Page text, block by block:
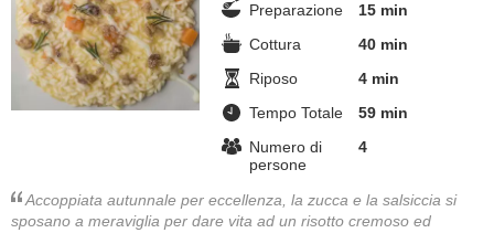
CAPELLI
SESSO
DIETA
Preparazione
15 min
Cottura
40 min
Riposo
4 min
Tempo Totale
59 min
Numero di
persone
4
Accoppiata autunnale per eccellenza, la zucca e la salsiccia si
sposano a meraviglia per dare vita ad un risotto cremoso ed